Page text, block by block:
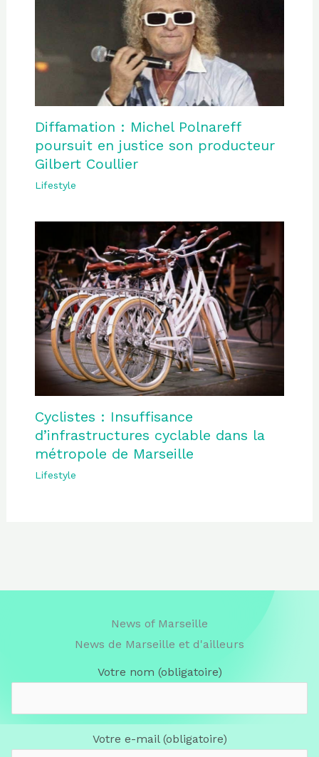
Diffamation : Michel Polnareff
poursuit en justice son producteur
Gilbert Coullier
Lifestyle
Cyclistes : Insuffisance
d’infrastructures cyclable dans la
métropole de Marseille
Lifestyle
News of Marseille
News de Marseille et d'ailleurs
Votre nom (obligatoire)
Votre e-mail (obligatoire)